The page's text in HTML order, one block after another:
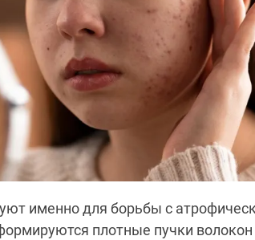
именно для борьбы с
плотные пучки волокон